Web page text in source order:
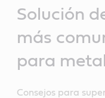
Solución
más
para
Consejos para